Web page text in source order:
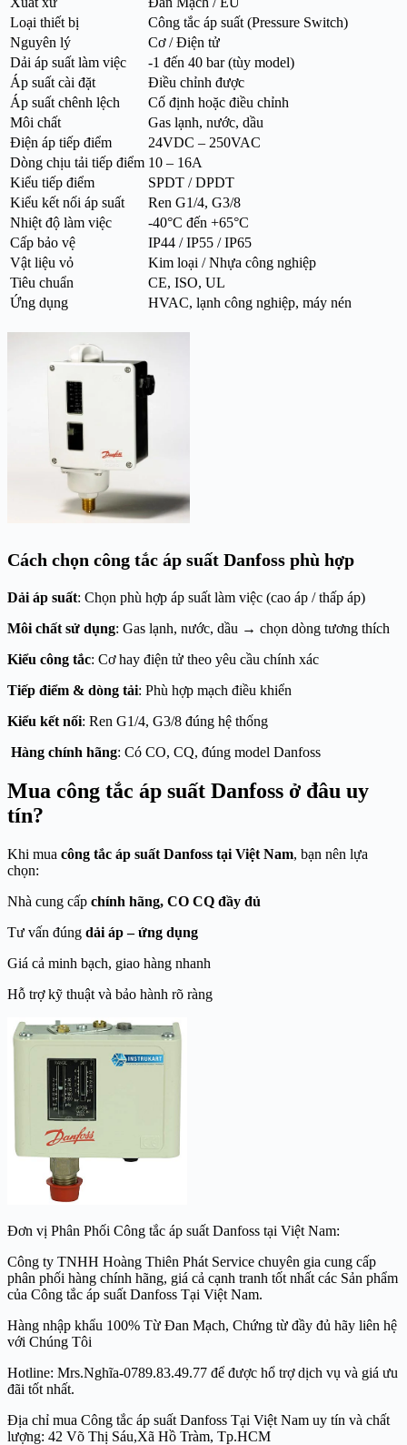
Loại thiết bị
Công tắc áp suất (Pressure Switch)
Nguyên lý
Cơ / Điện tử
Dải áp suất làm việc
-1 đến 40 bar (tùy model)
Áp suất cài đặt
Điều chỉnh được
Áp suất chênh lệch
Cố định hoặc điều chỉnh
Môi chất
Gas lạnh, nước, dầu
Điện áp tiếp điểm
24VDC – 250VAC
Dòng chịu tải tiếp điểm 10 – 16A
Kiểu tiếp điểm
SPDT / DPDT
Kiểu kết nối áp suất
Ren G1/4, G3/8
Nhiệt độ làm việc
-40°C đến +65°C
Cấp bảo vệ
IP44 / IP55 / IP65
Vật liệu vỏ
Kim loại / Nhựa công nghiệp
Tiêu chuẩn
CE, ISO, UL
Ứng dụng
HVAC, lạnh công nghiệp, máy nén
Cách chọn công tắc áp suất Danfoss phù hợp
Dải áp suất: Chọn phù hợp áp suất làm việc (cao áp / thấp áp)
Môi chất sử dụng: Gas lạnh, nước, dầu → chọn dòng tương thích
Kiểu công tắc: Cơ hay điện tử theo yêu cầu chính xác
Tiếp điểm & dòng tải: Phù hợp mạch điều khiển
Kiểu kết nối: Ren G1/4, G3/8 đúng hệ thống
Hàng chính hãng: Có CO, CQ, đúng model Danfoss
Mua công tắc áp suất Danfoss ở đâu uy
tín?
Khi mua công tắc áp suất Danfoss tại Việt Nam, bạn nên lựa
chọn:
Nhà cung cấp chính hãng, CO CQ đầy đủ
Tư vấn đúng dải áp – ứng dụng
Giá cả minh bạch, giao hàng nhanh
Hỗ trợ kỹ thuật và bảo hành rõ ràng
Đơn vị Phân Phối Công tắc áp suất Danfoss tại Việt Nam:
Công ty TNHH Hoàng Thiên Phát Service chuyên gia cung cấp
phân phối hàng chính hãng, giá cả cạnh tranh tốt nhất các Sản phẩm
của Công tắc áp suất Danfoss Tại Việt Nam.
Hàng nhập khẩu 100% Từ Đan Mạch, Chứng từ đầy đủ hãy liên hệ
với Chúng Tôi
Hotline: Mrs.Nghĩa-0789.83.49.77 để được hổ trợ dịch vụ và giá ưu
đãi tốt nhất.
Địa chỉ mua Công tắc áp suất Danfoss Tại Việt Nam uy tín và chất
lượng: 42 Võ Thị Sáu,Xã Hồ Tràm, Tp.HCM